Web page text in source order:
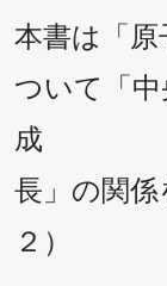
本書は「
ついて「
成
長」の関係
２）